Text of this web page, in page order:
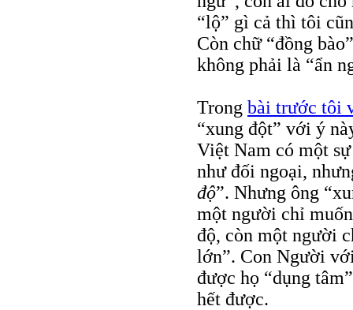
“lộ” gì cả thì tôi
Còn chữ “đồng
không phải là “ẩn
Trong bài trước tôi
“xung đột” với ý
Việt Nam có một
như đối ngoại,
độ”. Nhưng ông
một người chỉ
độ, còn một người
lớn”. Con Người
được họ “dụng
hết được.